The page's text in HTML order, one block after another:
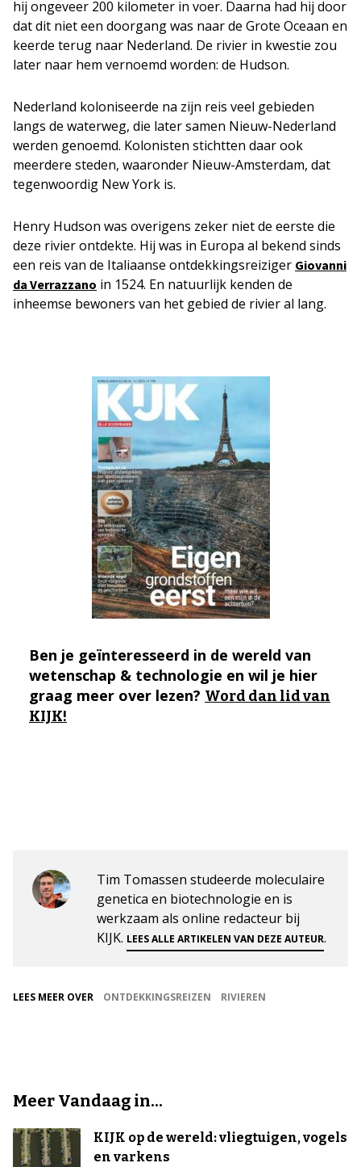
hij ongeveer 200 kilometer in voer. Daarna had hij door
dat dit niet een doorgang was naar de Grote Oceaan en
keerde terug naar Nederland. De rivier in kwestie zou
later naar hem vernoemd worden: de Hudson.
Nederland koloniseerde na zijn reis veel gebieden
langs de waterweg, die later samen Nieuw-Nederland
werden genoemd. Kolonisten stichtten daar ook
meerdere steden, waaronder Nieuw-Amsterdam, dat
tegenwoordig New York is.
Henry Hudson was overigens zeker niet de eerste die
deze rivier ontdekte. Hij was in Europa al bekend sinds
een reis van de Italiaanse ontdekkingsreiziger Giovanni
da Verrazzano in 1524. En natuurlijk kenden de
inheemse bewoners van het gebied de rivier al lang.
Ben je geïnteresseerd in de wereld van
wetenschap & technologie en wil je hier
graag meer over lezen? Word dan lid van
KIJK!
Tim Tomassen studeerde moleculaire
genetica en biotechnologie en is
werkzaam als online redacteur bij
KIJK. LEES ALLE ARTIKELEN VAN DEZE AUTEUR.
LEES MEER OVER ONTDEKKINGSREIZEN RIVIEREN
Meer Vandaag in...
KIJK op de wereld: vliegtuigen, vogels
en varkens